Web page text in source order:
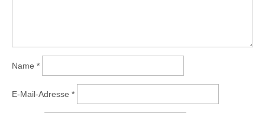
Name *
E-Mail-Adresse *